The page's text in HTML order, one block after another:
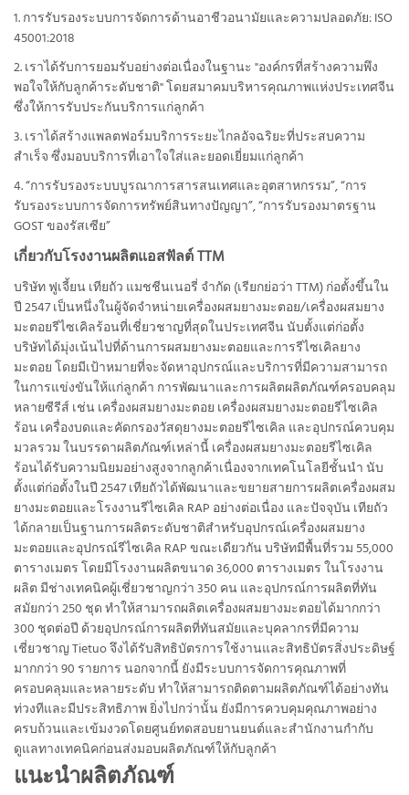
1. การรับรองระบบการจัดการด้านอาชีวอนามัยและความปลอดภัย: ISO
45001:2018
2. เราได้รับการยอมรับอย่างต่อเนื่องในฐานะ "องค์กรที่สร้างความพึง
พอใจให้กับลูกค้าระดับชาติ" โดยสมาคมบริหารคุณภาพแห่งประเทศจีน
ซึ่งให้การรับประกันบริการแก่ลูกค้า
3. เราได้สร้างแพลตฟอร์มบริการระยะไกลอัจฉริยะที่ประสบความ
สำเร็จ ซึ่งมอบบริการที่เอาใจใส่และยอดเยี่ยมแก่ลูกค้า
4. “การรับรองระบบบูรณาการสารสนเทศและอุตสาหกรรม”, “การ
รับรองระบบการจัดการทรัพย์สินทางปัญญา”, “การรับรองมาตรฐาน
GOST ของรัสเซีย”
เกี่ยวกับโรงงานผลิตแอสฟัลต์ TTM
บริษัท ฟูเจี้ยน เทียถัว แมชชีนเนอรี่ จำกัด (เรียกย่อว่า TTM) ก่อตั้งขึ้นใน
ปี 2547 เป็นหนึ่งในผู้จัดจำหน่ายเครื่องผสมยางมะตอย/เครื่องผสมยาง
มะตอยรีไซเคิลร้อนที่เชี่ยวชาญที่สุดในประเทศจีน นับตั้งแต่ก่อตั้ง
บริษัทได้มุ่งเน้นไปที่ด้านการผสมยางมะตอยและการรีไซเคิลยาง
มะตอย โดยมีเป้าหมายที่จะจัดหาอุปกรณ์และบริการที่มีความสามารถ
ในการแข่งขันให้แก่ลูกค้า การพัฒนาและการผลิตผลิตภัณฑ์ครอบคลุม
หลายซีรีส์ เช่น เครื่องผสมยางมะตอย เครื่องผสมยางมะตอยรีไซเคิล
ร้อน เครื่องบดและคัดกรองวัสดุยางมะตอยรีไซเคิล และอุปกรณ์ควบคุม
มวลรวม ในบรรดาผลิตภัณฑ์เหล่านี้ เครื่องผสมยางมะตอยรีไซเคิล
ร้อนได้รับความนิยมอย่างสูงจากลูกค้าเนื่องจากเทคโนโลยีชั้นนำ นับ
ตั้งแต่ก่อตั้งในปี 2547 เทียถัวได้พัฒนาและขยายสายการผลิตเครื่องผสม
ยางมะตอยและโรงงานรีไซเคิล RAP อย่างต่อเนื่อง และปัจจุบัน เทียถัว
ได้กลายเป็นฐานการผลิตระดับชาติสำหรับอุปกรณ์เครื่องผสมยาง
มะตอยและอุปกรณ์รีไซเคิล RAP ขณะเดียวกัน บริษัทมีพื้นที่รวม 55,000
ตารางเมตร โดยมีโรงงานผลิตขนาด 36,000 ตารางเมตร ในโรงงาน
ผลิต มีช่างเทคนิคผู้เชี่ยวชาญกว่า 350 คน และอุปกรณ์การผลิตที่ทัน
สมัยกว่า 250 ชุด ทำให้สามารถผลิตเครื่องผสมยางมะตอยได้มากกว่า
300 ชุดต่อปี ด้วยอุปกรณ์การผลิตที่ทันสมัยและบุคลากรที่มีความ
เชี่ยวชาญ Tietuo จึงได้รับสิทธิบัตรการใช้งานและสิทธิบัตรสิ่งประดิษฐ์
มากกว่า 90 รายการ นอกจากนี้ ยังมีระบบการจัดการคุณภาพที่
ครอบคลุมและหลายระดับ ทำให้สามารถติดตามผลิตภัณฑ์ได้อย่างทัน
ท่วงทีและมีประสิทธิภาพ ยิ่งไปกว่านั้น ยังมีการควบคุมคุณภาพอย่าง
ครบถ้วนและเข้มงวดโดยศูนย์ทดสอบยานยนต์และสำนักงานกำกับ
ดูแลทางเทคนิคก่อนส่งมอบผลิตภัณฑ์ให้กับลูกค้า
แนะนำผลิตภัณฑ์